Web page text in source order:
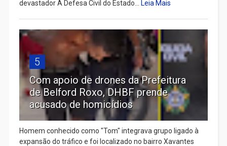
devastador A Defesa Civil do Estado...
Leia Mais
5
Com apoio de drones da Prefeitura
de Belford Roxo, DHBF prende
acusado de homicídios
Homem conhecido como "Tom" integrava grupo ligado à
expansão do tráfico e foi localizado no bairro Xavantes